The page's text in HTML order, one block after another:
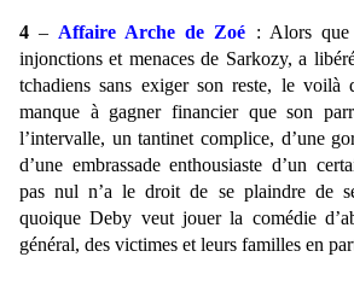
4 – Affaire Arche de Zoé : Alors que
injonctions et menaces de Sarkozy, a
tchadiens sans exiger son reste, le voilà
manque à gagner financier que son
l’intervalle, un tantinet complice, d’une
d’une embrassade enthousiaste d’un
pas nul n’a le droit de se plaindre de
quoique Deby veut jouer la comédie
général, des victimes et leurs familles en